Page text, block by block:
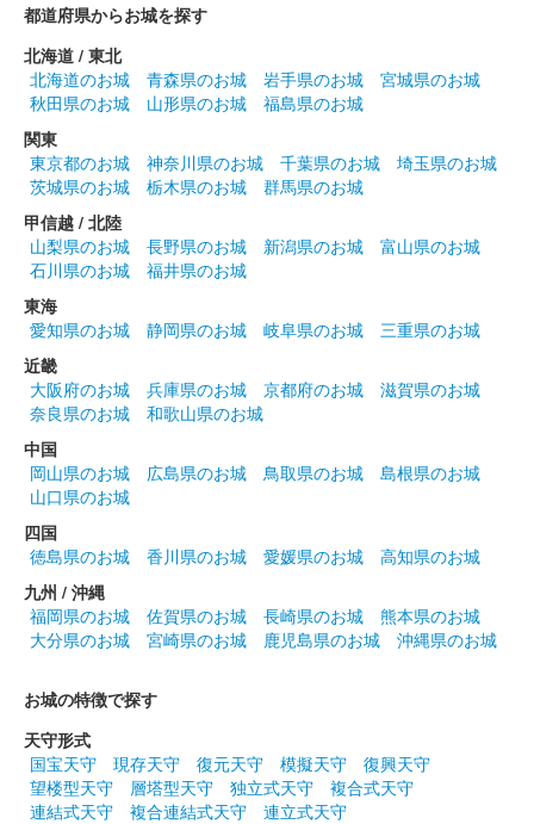
丸岡城 御城印
販売終了
2024年12月21、22日に開催されたお城EXPO 2024の丸岡城 ー
丸岡藩誕生400年記念ーブースにて販売された御城印。21日のみ
販売された。
丸岡城 御城印 お城EXPO 2024限定版 天守ver.
販売終了
2024年12月21、22日に開催されたお城EXPO 2024の丸岡城 ー
丸岡藩誕生400年記念ーブースにて販売された御城印。21日のみ
販売された。
丸岡城 御城印 越前若狭お城フェス2024 限定版 お月
見
2024年10月13、14日に開催された「越前若狭お城フェス2024」
の丸岡城天守を国宝にする市民の会ブースにて販売された御城
丸岡城 御城印
じ
都道府県からお城を探す
北海道 / 東北
北海道のお城
青森県のお城 岩手県のお城
宮城県のお城
秋田県のお城
山形県のお城
福島県のお城
関東
東京都のお城
神奈川県のお城 千葉県のお城
埼玉県のお城
茨城県のお城
栃木県のお城
群馬県のお城
甲信越 / 北陸
山梨県のお城
長野県のお城 新潟県のお城
富山県のお城
石川県のお城
福井県のお城
東海
愛知県のお城
静岡県のお城 岐阜県のお城
三重県のお城
近畿
大阪府のお城
兵庫県のお城 京都府のお城
滋賀県のお城
奈良県のお城
和歌山県のお城
中国
岡山県のお城
広島県のお城 鳥取県のお城
島根県のお城
山口県のお城
四国
徳島県のお城
香川県のお城 愛媛県のお城
高知県のお城
九州 / 沖縄
福岡県のお城
佐賀県のお城 長崎県のお城
熊本県のお城
大分県のお城
宮崎県のお城 鹿児島県のお城 沖縄県のお城
お城の特徴で探す
天守形式
国宝天守
現存天守 復元天守 模擬天守
復興天守
望楼型天守
層塔型天守 独立式天守
複合式天守
連結式天守
複合連結式天守
連立式天守